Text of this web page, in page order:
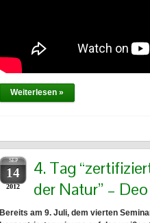
Weiterlesen »
SEP
14
2012
4. Tag
der Natur” –
Bereits am 9. Juli, dem vierten